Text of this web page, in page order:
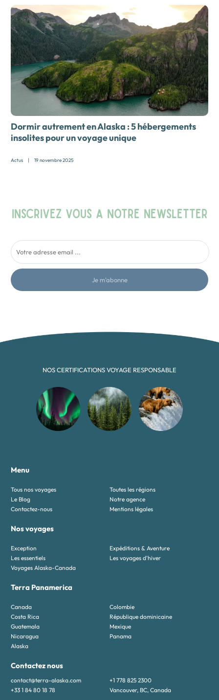
Dormir autrement en Alaska : 5 hébergements
insolites pour un voyage unique
Actus | 19 novembre 2025
INSCRIVEZ VOUS A NOTRE NEWSLETTER
Je m'abonne
NOS CERTIFICATIONS VOYAGE RESPONSABLE
Menu
Tous nos voyages
Toutes les régions
Le Blog
Notre agence
Contactez-nous
Mentions légales
Nos voyages
Exception
Expéditions & Aventure
Les essentiels
Les voyages d'hiver
Voyages Alaska-Canada
Terra Panamerica
Canada
Colombie
Costa Rica
République dominicaine
Guatemala
Mexique
Nicaragua
Panama
Alaska
Contactez nous
contact@terra-alaska.com
+1 778 825 2300
+33 1 84 80 18 78
Vancouver, BC, Canada